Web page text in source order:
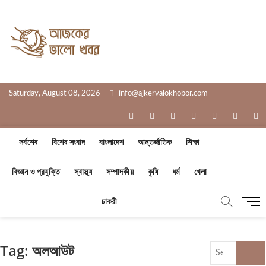
content
Saturday, August 08, 2026 info@ajkervalokhobor.com
facebooktwitterpinterestdribbbleinstagramflickr
সর্বশেষ বিশেষ সংবাদ বাংলাদেশ আন্তর্জাতিক শিক্ষা
বিজ্ঞান ও প্রযুক্তি স্বাস্থ্য সম্পাদকীয় কৃষি ধর্ম খেলা
চাকরী
M
u
Tag: অলআউট